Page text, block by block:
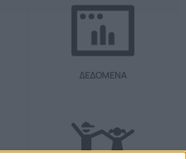
ΔΕΔΟΜΕΝΑ